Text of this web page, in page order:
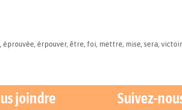
, éprouvée, érpouver, être, foi, mettre, mise, sera,
joindre Suivez-